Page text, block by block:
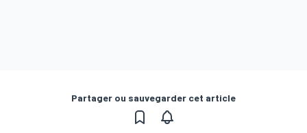
Partager ou sauvegarder cet article